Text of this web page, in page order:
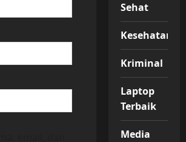
Sehat
Kesehatan
Kriminal
Laptop
Terbaik
Media